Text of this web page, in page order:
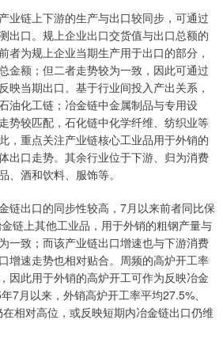
业链上下游的生产与出口较同步，可通过
出口。规上企业出口交货值与出口总额的
者为规上企业当期生产用于出口的部分，
金额；但二者走势较为一致，因此可通过
映当期出口。基于行业间投入产出关系，
油化工链；冶金链中金属制品与专用设
势较匹配，石化链中化学纤维、纺织业等
，重点关注产业链核心工业品用于外销的
出口走势。其余行业位于下游、归为消费
、酒和饮料、服饰等。
链出口的同步性较高，7月以来前者同比保
链上其他工业品，用于外销的粗钢产量与
一致；而该产业链出口增速也与下游消费
增速走势也相对贴合。周频的高炉开工率
因此用于外销的高炉开工可作为反映冶金
7月以来，外销高炉开工率平均27.5%、
相对高位，或反映短期内冶金链出口仍维